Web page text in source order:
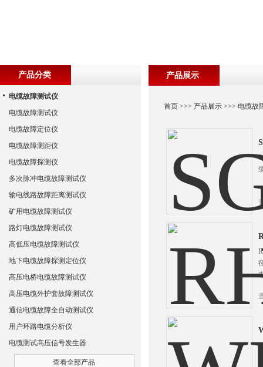
产品展示
首页 >>> 产品展示 >>> 电缆故
产品分类
电缆故障测试仪
电缆故障测试仪
电缆故障定位仪
电缆故障测距仪
电缆故障探测仪
多次脉冲电缆故障测试仪
输电线路故障距离测试仪
矿用电缆故障测试仪
路灯电缆故障测试仪
高低压电缆故障测试仪
地下电缆故障探测定位仪
高压电桥电缆故障测试仪
高压电缆外护套故障测试仪
通信电缆故障全自动测试仪
用户环路电缆分析仪
电缆测试高压信号发生器
查看全部产品